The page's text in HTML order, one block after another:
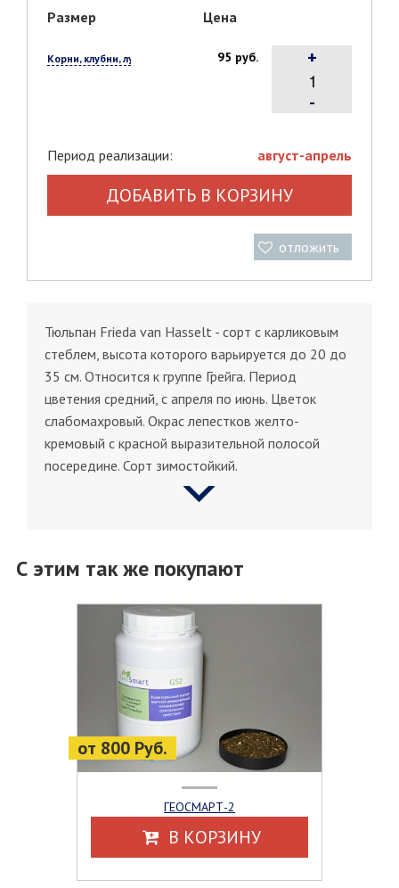
Размер Цена
Корни, клубни, луковицы, 1 шт. 95 руб.
-
+
Период реализации: август-апрель
ДОБАВИТЬ В КОРЗИНУ
отложить
Тюльпан Frieda van Hasselt - сорт с карликовым
стеблем, высота которого варьируется до 20 до
35 см. Относится к группе Грейга. Период
цветения средний, с апреля по июнь. Цветок
слабомахровый. Окрас лепестков желто-
кремовый с красной выразительной полосой
посередине. Сорт зимостойкий.
С этим так же покупают
от 800 Руб.
ГЕОСМАРТ-2
В КОРЗИНУ